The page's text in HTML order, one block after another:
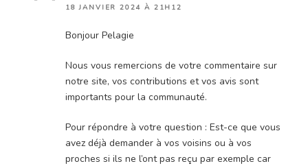
18 JANVIER 2024 À 21H12
Bonjour Pelagie
Nous vous remercions de votre commentaire sur
notre site, vos contributions et vos avis sont
importants pour la communauté.
Pour répondre à votre question : Est-ce que vous
avez déjà demander à vos voisins ou à vos
proches si ils ne l’ont pas reçu par exemple car